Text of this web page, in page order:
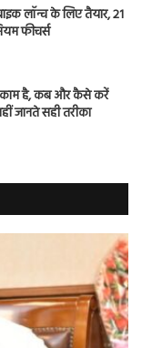
लॉन्च के लिए तैयार, 21
फीचर्स
काम है, कब और कैसे करें
जानते सही तरीका